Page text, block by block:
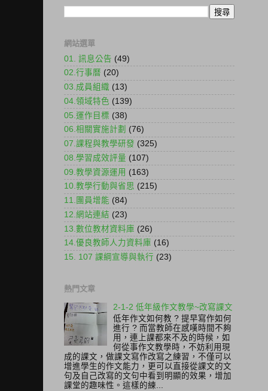
網站選單
01. 訊息公告 (49)
02.行事曆 (20)
03.成員組織 (13)
04.領域特色 (139)
05.運作目標 (38)
06.相關實施計劃 (76)
07.課程與教學研發 (325)
08.學習成效評量 (107)
09.教學資源運用 (163)
10.教學行動與省思 (215)
11.團員增能 (84)
12.網站連結 (23)
13.數位教材資料庫 (26)
14.優良教師人力資料庫 (16)
15. 107 課綱宣導與執行 (23)
熱門文章
2-1-2 低年級作文教學~改寫課文
低年作文如何教 ? 提早寫作如何
進行 ? 而當教師在感嘆時間不夠
用，連上課都來不及的時候，如
何從事作文教學時，不妨利用現
成的課文，做課文寫作改寫之練習，不僅可以
增進學生的作文能力，更可以直接從課文的文
句及自己改寫的文句中看到明顯的效果，增加
課堂的趣味性。這樣的練...